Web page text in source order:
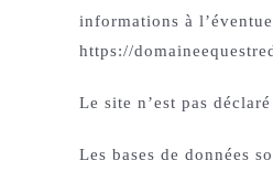
informations à
https://
Le site n’est pas
Les bases de données